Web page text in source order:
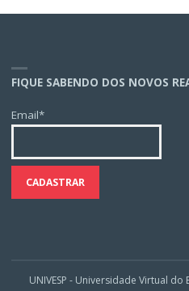
FIQUE SABENDO DOS NOVOS
Email*
UNIVESP - Universidade Virtual do